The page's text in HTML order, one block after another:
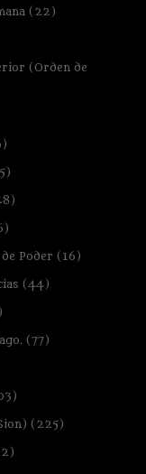
(22)
(Orden de
Poder (16)
(44)
(77)
(225)